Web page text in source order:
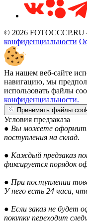
© 2026
конфиденциальности
На нашем веб-сайте
навигацию, мы
использовать файлы
конфиденциальности.
Принимать файлы
Условия предзаказа
● Вы можете оформить
поступления на склад.
● Каждый предзаказ
фиксируется порядок
● При поступлении
У него есть 24 часа,
● Если заказ не будет
покупку переходит